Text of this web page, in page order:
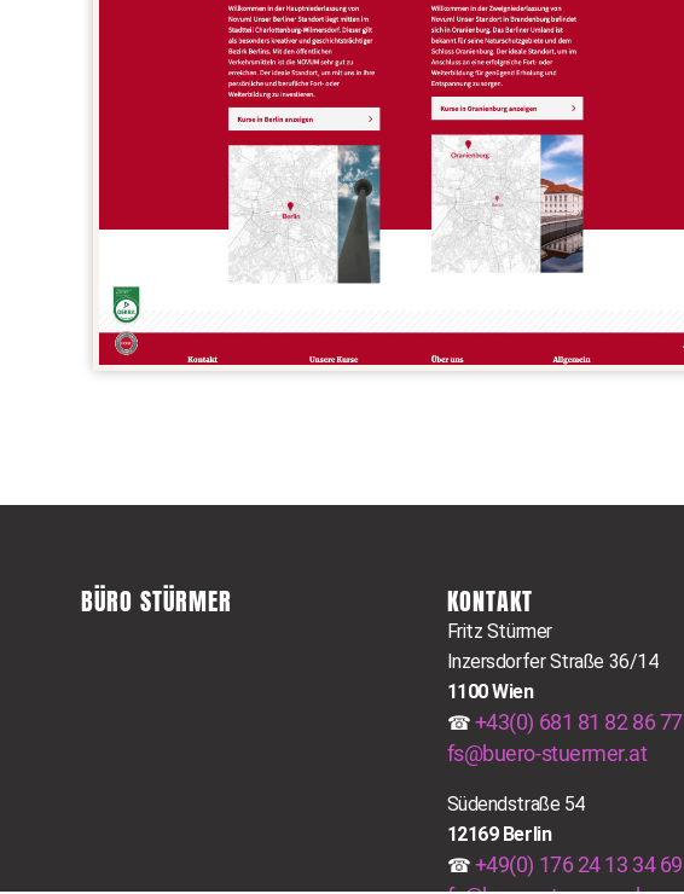
BÜRO STÜRMER KONTAKT
Fritz Stürmer
Inzersdorfer Straße 36/14
1100 Wien
☎ +43(0) 681 81 82 86 77
fs@buero-stuermer.at
Südendstraße 54
12169 Berlin
☎ +49(0) 176 24 13 34 69